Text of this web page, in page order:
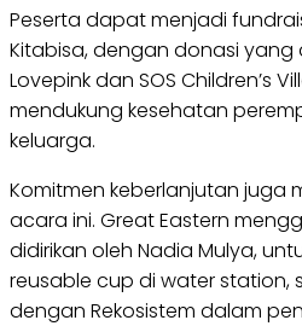
Peserta dapat menjadi
Kitabisa, dengan donasi yang
Lovepink dan SOS Children’s
mendukung kesehatan
keluarga.
Komitmen keberlanjutan juga
acara ini. Great Eastern
didirikan oleh Nadia Mulya,
reusable cup di water station,
dengan Rekosistem dalam